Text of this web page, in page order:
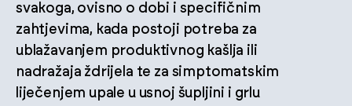
svakoga, ovisno o dobi i specifičnim
zahtjevima, kada postoji potreba za
ublažavanjem produktivnog kašlja ili
nadražaja ždrijela te za simptomatskim
liječenjem upale u usnoj šupljini i grlu